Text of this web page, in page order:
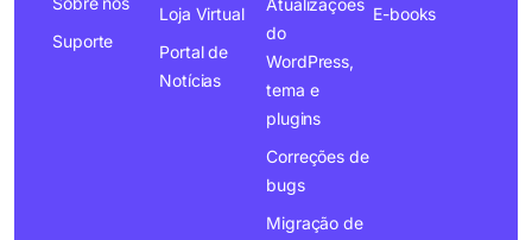
Suporte
Loja Virtual
Portal de
Notícias
Atualizações
do
WordPress,
tema e
plugins
Correções de
bugs
Migração de
E-books